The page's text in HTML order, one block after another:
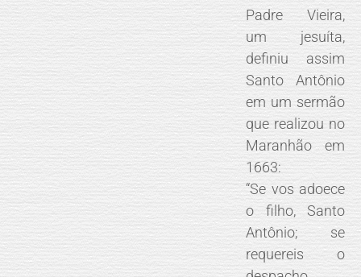
Padre Vieira,
um jesuíta,
definiu assim
Santo Antônio
em um sermão
que realizou no
Maranhão em
1663:
“Se vos adoece
o filho, Santo
Antônio; se
requereis o